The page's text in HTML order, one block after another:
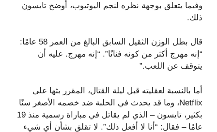
وفيما يتعلق بوجهة نظره لنجم اليوتيوب، أوضح تايسون
ذلك.
قال بطل الوزن الثقيل السابق البالغ من العمر 58 عامًا:
“إنه مهرج أكثر من كونه فنانًا”. “إنه مهرج. عليه أن
يتوقف عن اللعب.”
أما بالنسبة لعقليته قبل ليلة القتال، المقرر بثها على
Netflix، وما قد يحدث في الحلبة ضد خصمه الأصغر سنًا
بكثير، تايسون – الذي لم يقاتل في مباراة رسمية منذ 19
عامًا – فقال: “أنا لا أفعل ذلك”. لا تقلق بشأن أي شيء